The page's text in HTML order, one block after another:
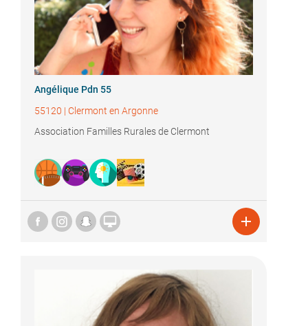
Angélique Pdn 55
55120 | Clermont en Argonne
Association Familles Rurales de Clermont
 